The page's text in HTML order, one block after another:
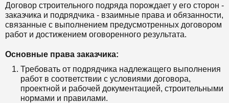
Договор строительного подряда порождает у его сторон -
заказчика и подрядчика - взаимные права и обязанности,
связанные с выполнением предусмотренных договором
работ и достижением оговоренного результата.
Основные права заказчика:
Требовать от подрядчика надлежащего выполнения
работ в соответствии с условиями договора,
проектной и рабочей документацией, строительными
нормами и правилами.